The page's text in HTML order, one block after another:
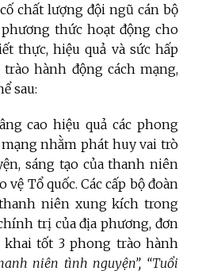
chất lượng đội ngũ cán bộ
thức hoạt động cho
thực, hiệu quả và sức hấp
hành động cách mạng,
sau:
cao hiệu quả các phong
nhằm phát huy vai trò
sáng tạo của thanh niên
Tổ quốc. Các cấp bộ đoàn
niên xung kích trong
trị của địa phương, đơn
tốt 3 phong trào hành
niên tình nguyện”, “Tuổi